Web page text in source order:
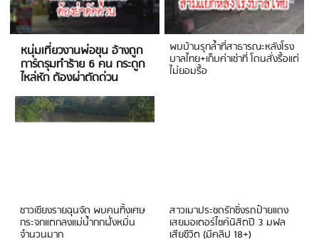
หนุ่มเที่ยวงานพ่อขุน อ้างถูก
การ์ดรุมทำร้าย 6 คน กระดูก
ไหล่หัก ต้องผ่าตัดด่วน
พบบ้านรุกล้ำที่สาธารณะหลังโรง
บาลไทย+เก็บค่าเช่าที่ โดนสั่งรื้อแต่
ไม่ยอมรื้อ
ชาวเชียงรายฉุนจัด พบคนทิ้งเศษ
กระจกแตกลงแม่น้ำกกฝั่งหมิ่น
จำนวนมาก
สาวเมาประชดรักซิ่งรถป้ายแดง
เสยมอเตอร์ไซค์นิสิตปี 3 มฟล
เสียชีวิต (มีคลิป 18+)